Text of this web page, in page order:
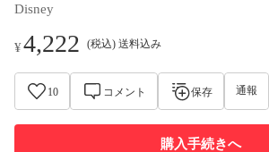
Disney
¥4,222 (税込) 送料込み
10 コメント 保存 通報
購入手続きへ